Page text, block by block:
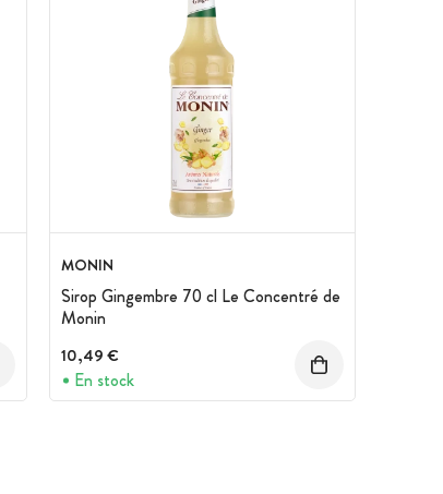
MONIN
Sirop Gingembre 70 cl Le Concentré de
Monin
10,49 €
En stock